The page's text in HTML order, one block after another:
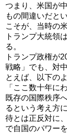
つまり、米国が
もの間違いだと
こそが、当時の
トランプ大統領
る。
トランプ政権が
戦略」でも、対
とえば、以下の
「ここ数十年に
既存の国際秩序
るという考え方
待とは正反対に
で自国のパワー